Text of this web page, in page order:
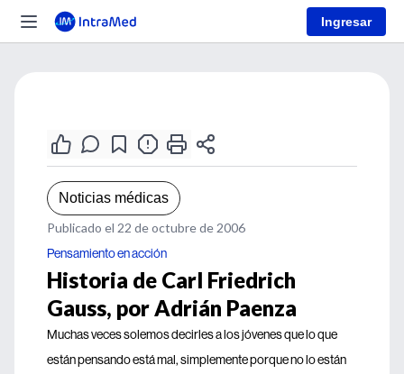
Ingresar
Noticias médicas
Publicado el 22 de octubre de 2006
Pensamiento en acción
Historia de Carl Friedrich
Gauss, por Adrián Paenza
Muchas veces solemos decirles a los jóvenes que lo que
están pensando está mal, simplemente porque no lo están